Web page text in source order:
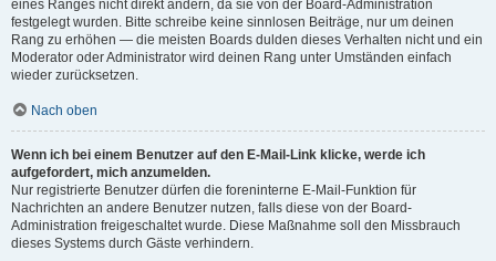
eines Ranges nicht direkt ändern, da sie von der Board-Administration
festgelegt wurden. Bitte schreibe keine sinnlosen Beiträge, nur um deinen
Rang zu erhöhen — die meisten Boards dulden dieses Verhalten nicht und ein
Moderator oder Administrator wird deinen Rang unter Umständen einfach
wieder zurücksetzen.
Nach oben
Wenn ich bei einem Benutzer auf den E-Mail-Link klicke, werde ich
aufgefordert, mich anzumelden.
Nur registrierte Benutzer dürfen die foreninterne E-Mail-Funktion für
Nachrichten an andere Benutzer nutzen, falls diese von der Board-
Administration freigeschaltet wurde. Diese Maßnahme soll den Missbrauch
dieses Systems durch Gäste verhindern.